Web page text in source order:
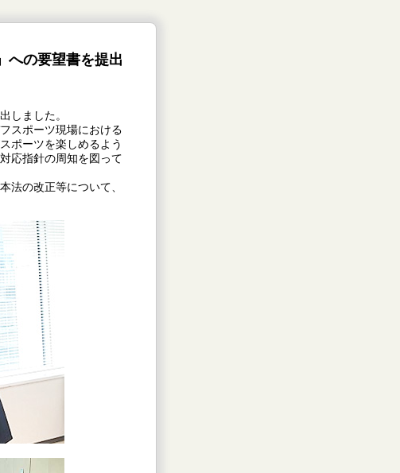
への要望書を提出
しました。
スポーツ現場における
ポーツを楽しめるよう
応指針の周知を図って
法の改正等について、